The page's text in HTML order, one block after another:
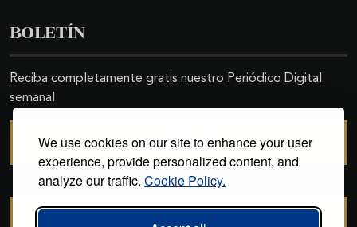
We use cookies on our site to enhance your user
experience, provide personalized content, and
analyze our traffic. Cookie Policy.
BOLETÍN
Reciba completamente gratis nuestro Periódico Digital
semanal
SUSCRIBIRSE